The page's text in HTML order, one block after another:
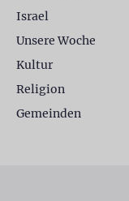
Israel
Unsere Woche
Kultur
Religion
Gemeinden